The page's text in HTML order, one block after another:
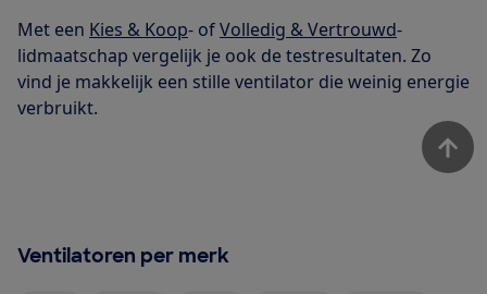
Met een Kies & Koop- ofVolledig & Vertrouwd-
lidmaatschap vergelijk je ook de testresultaten. Zo
vind je makkelijk een stille ventilator die weinig energie
verbruikt.
Ventilatoren per merk